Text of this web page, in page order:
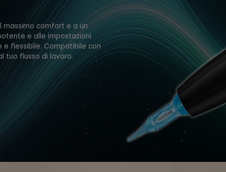
massimo comfort e a un
e alle impostazioni
e flessibile. Compatibile con
tuo flusso di lavoro.